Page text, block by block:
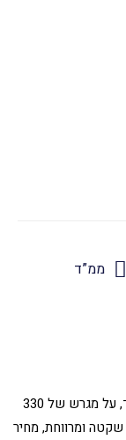
ממ”ד
דו משפחתי מהמם למכירה במחיר מעולה בתל מונד, על מגרש של 330
עורפית שקטה ומרווחת, מחיר